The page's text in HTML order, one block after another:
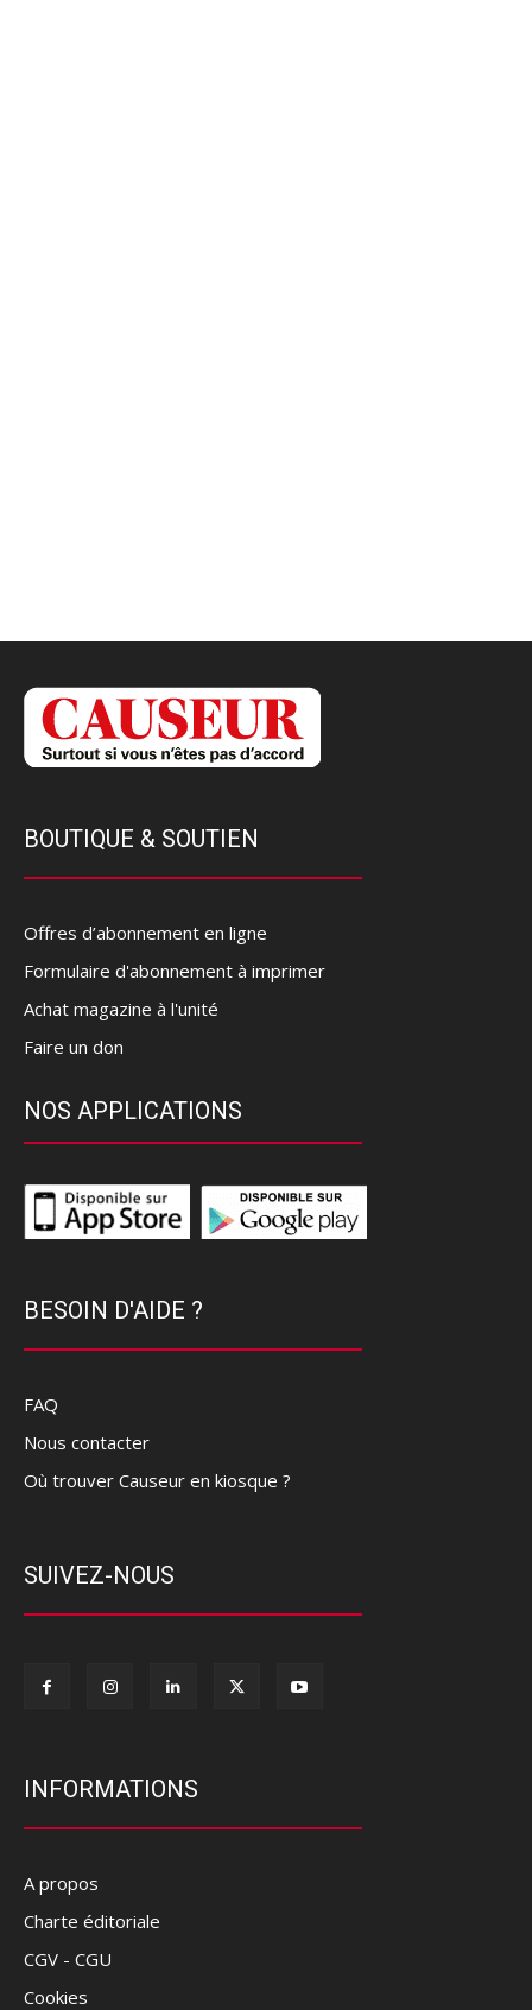
BOUTIQUE & SOUTIEN
Offres d’abonnement en ligne
Formulaire d'abonnement à imprimer
Achat magazine à l'unité
Faire un don
NOS APPLICATIONS
BESOIN D'AIDE ?
FAQ
Nous contacter
Où trouver Causeur en kiosque ?
SUIVEZ-NOUS
INFORMATIONS
A propos
Charte éditoriale
CGV - CGU
Cookies